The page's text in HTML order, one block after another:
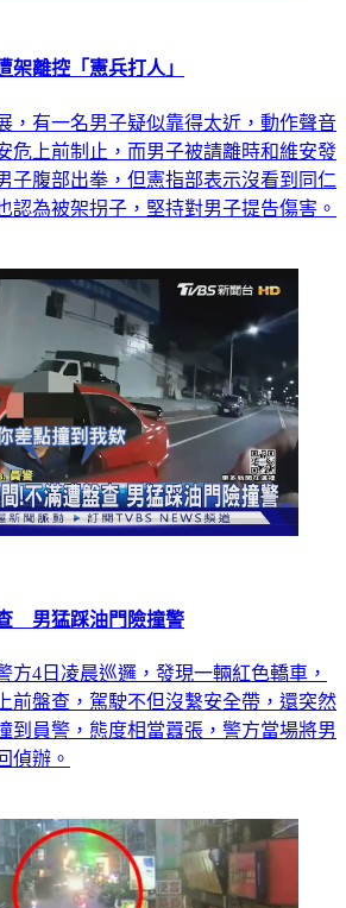
離控「憲兵打人」
，有一名男子疑似靠得太近，動作聲音
危上前制止，而男子被請離時和維安發
子腹部出拳，但憲指部表示沒看到同仁
認為被架拐子，堅持對男子提告傷害。
男猛踩油門險撞警
方4日凌晨巡邏，發現一輛紅色轎車，
前盤查，駕駛不但沒繫安全帶，還突然
到員警，態度相當囂張，警方當場將男
偵辦。